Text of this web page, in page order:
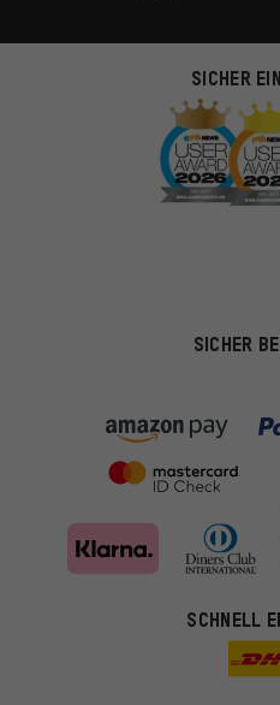
SICHER
SICHER
SCHNELL